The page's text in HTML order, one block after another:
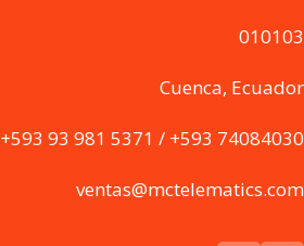
010103
Cuenca, Ecuador
+593 93 981 5371 / +593 74084030
ventas@mctelematics.com